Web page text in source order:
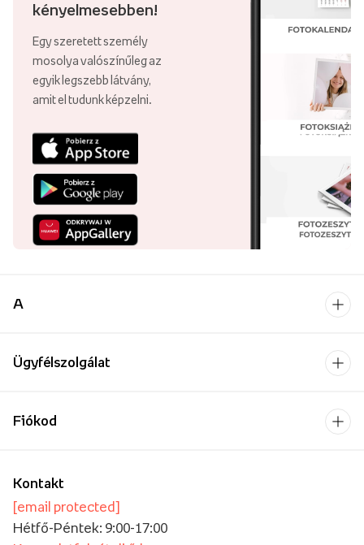
kényelmesebben!
Egy szeretett személy
mosolya valószínűleg az
egyik legszebb látvány,
amit el tudunk képzelni.
A
Ügyfélszolgálat
Kontakt
[email protected]
Hétfő-Péntek: 9:00-17:00
Fiókod